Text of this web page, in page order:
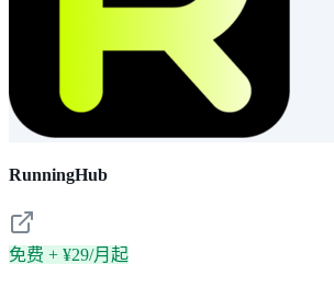
RunningHub
免费 + ¥29/月起